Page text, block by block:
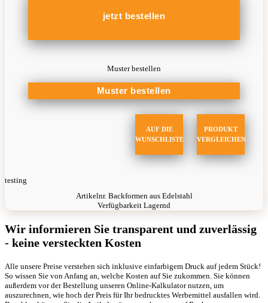
Muster bestellen
AUF DIE
WUNSCHLISTE
PRODUKT
VERGLEICHEN
testing
Artikelnr.Backformen aus Edelstahl
Verfügbarkeit Lagernd
Wir informieren Sie transparent und zuverlässig
- keine versteckten Kosten
Alle unsere Preise verstehen sich inklusive einfarbigem Druck auf jedem Stück!
So wissen Sie von Anfang an, welche Kosten auf Sie zukommen. Sie können
außerdem vor der Bestellung unseren Online-Kalkulator nutzen, um
auszurechnen, wie hoch der Preis für Ihr bedrucktes Werbemittel ausfallen wird.